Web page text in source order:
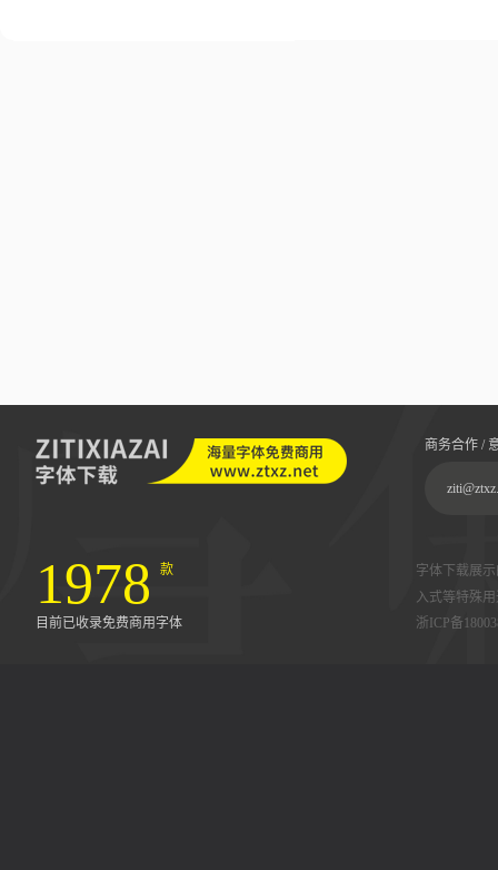
商务合作 /
1978 款
目前已收录免费商用字体
字体下载展
入式等特殊
浙ICP备